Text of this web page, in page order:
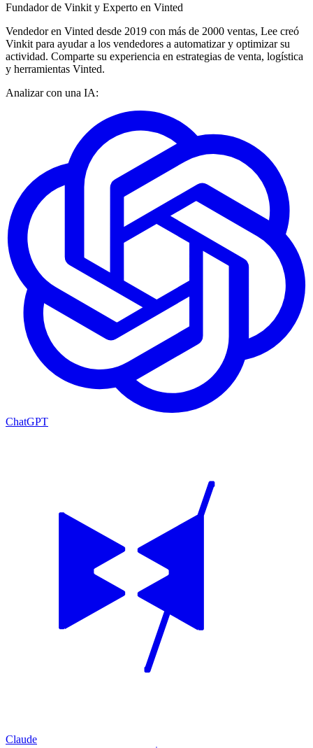
Fundador de Vinkit y Experto en Vinted
Vendedor en Vinted desde 2019 con más de 2000 ventas, Lee creó
Vinkit para ayudar a los vendedores a automatizar y optimizar su
actividad. Comparte su experiencia en estrategias de venta, logística
y herramientas Vinted.
Analizar con una IA:
ChatGPT
Claude